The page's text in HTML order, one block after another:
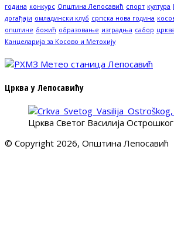
година конкурс Општина Лепосавић спорт култура
догађаји омладински клуб српска нова година
општине божић образовање изградња сабор црква
Канцеларија за Косово и Метохију
Црква у Лепосавићу
Црква Светог Василија Острошког
© Copyright 2026, Општина Лепосавић